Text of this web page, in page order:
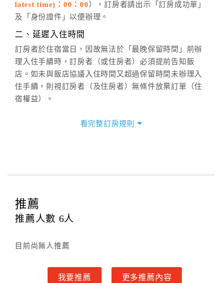
六、聯絡方式
(07)9682715 。
latest time)：00：00 ），訂房者請出示「訂房成功單」
及「身份證件」以便辦理。
二、延遲入住時間
訂房者於住宿當日，因故無法於「最晚保留時間」前辦
理入住手續時，訂房者（或住房者）必須提前告知飯
店。如未與飯店協議入住時間又超過保留時間未辦理入
住手續，則視訂房者（及住房者）無條件放棄訂單（住
宿權益）。
四、訂單異動
提出申辦不得異動訂單。
每筆訂單異動限定
辦理取消退款。
房者應補足差額。（限原訂飯店）
房者不得要求退其差額。（限原訂飯店）
看完整訂房規則
推薦
推薦人數 6人
目前尚無人推薦
我要推薦 更多推薦內容